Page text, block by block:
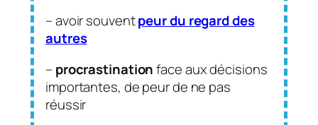
– avoir souventpeur du regard des
autres
– procrastinationface aux décisions
importantes, de peur de ne pas
réussir